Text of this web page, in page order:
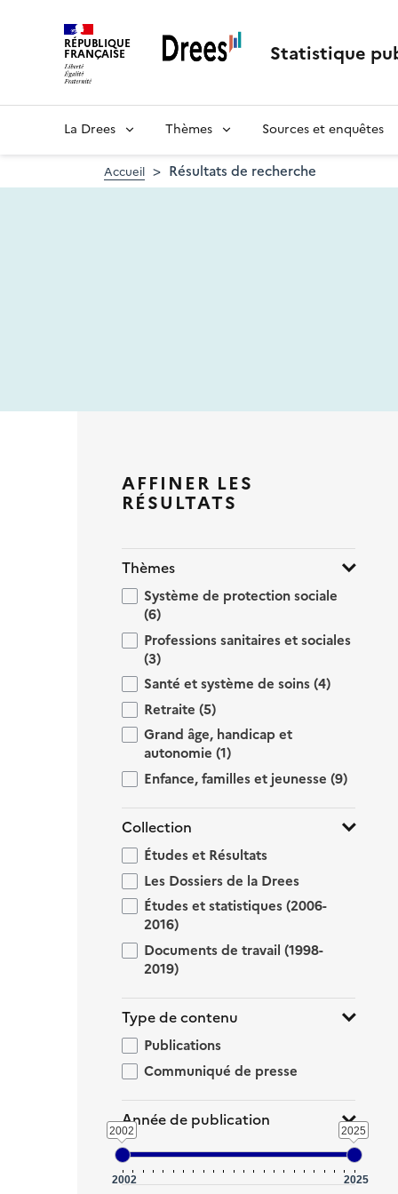
RÉPUBLIQUE
FRANÇAISE Statistique
La Drees Thèmes Sources et enquêtes
Accueil Résultats de recherche
AFFINER LES
RÉSULTATS
Thèmes
Système de protection sociale
(6)
Professions sanitaires et sociales
(3)
Santé et système de soins(4)
Retraite (5)
Grand âge, handicap et
autonomie (1)
Enfance, familles et jeunesse (9)
Collection
Études et Résultats
Les Dossiers de la Drees
Études et statistiques (2006-
2016)
Documents de travail (1998-
2019)
Type de contenu
Publications
Communiqué de presse
Année de publication
2002 2025
2002 2025